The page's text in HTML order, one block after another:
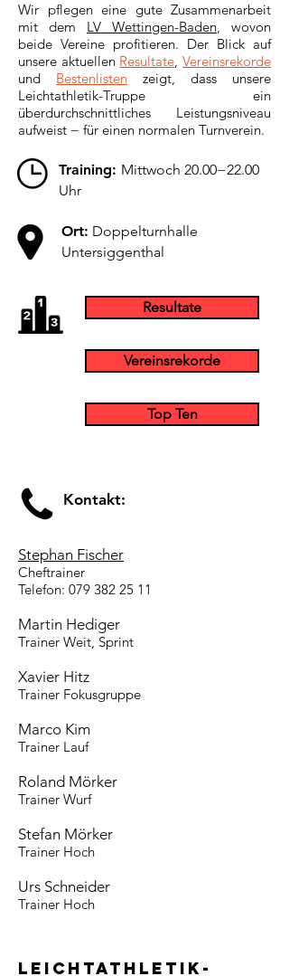
Wir pflegen eine gute Zusammenarbeit
mit dem LV Wettingen-Baden, wovon
beide Vereine profitieren. Der Blick auf
unsere aktuellen Resultate,Vereinsrekorde
und Bestenlisten zeigt, dass unsere
Leichtathletik-Truppe ein
überdurchschnittliches Leistungsniveau
aufweist − für einen normalen Turnverein.
Training: Mittwoch 20.00−22.00
Uhr
Ort: Doppelturnhalle
Untersiggenthal
Resultate
Vereinsrekorde
Top Ten
Kontakt:
Stephan Fischer
Cheftrainer
Telefon: 079 382 25 11
Martin Hediger
Trainer Weit, Sprint
Xavier Hitz
Trainer Fokusgruppe
Marco Kim
Trainer Lauf
Roland Mörker
Trainer Wurf
Stefan Mörker
Trainer Hoch
Urs Schneider
Trainer Hoch
Leichtathletik-